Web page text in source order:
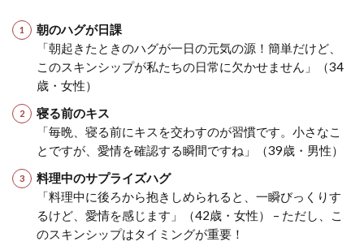
朝のハグが日課
「朝起きたときのハグが一日の元気の源！簡単だけど、
このスキンシップが私たちの日常に欠かせません」（34
歳・女性）
寝る前のキス
「毎晩、寝る前にキスを交わすのが習慣です。小さなこ
とですが、愛情を確認する瞬間ですね」（39歳・男性）
料理中のサプライズハグ
「料理中に後ろから抱きしめられると、一瞬びっくりす
るけど、愛情を感じます」（42歳・女性） – ただし、こ
のスキンシップはタイミングが重要！